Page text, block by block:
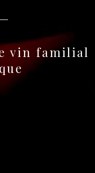
vin familial